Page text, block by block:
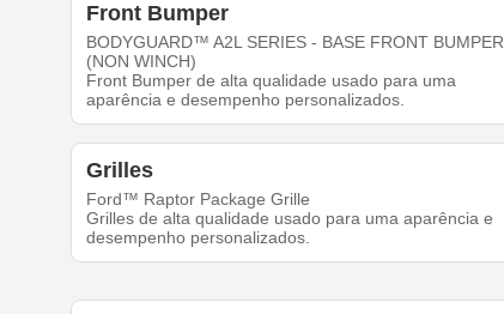
Front Bumper
BODYGUARD™ A2L SERIES - BASE FRONT BUMPER
(NON WINCH)
Front Bumper de alta qualidade usado para uma
aparência e desempenho personalizados.
Grilles
Ford™ Raptor Package Grille
Grilles de alta qualidade usado para uma aparência e
desempenho personalizados.